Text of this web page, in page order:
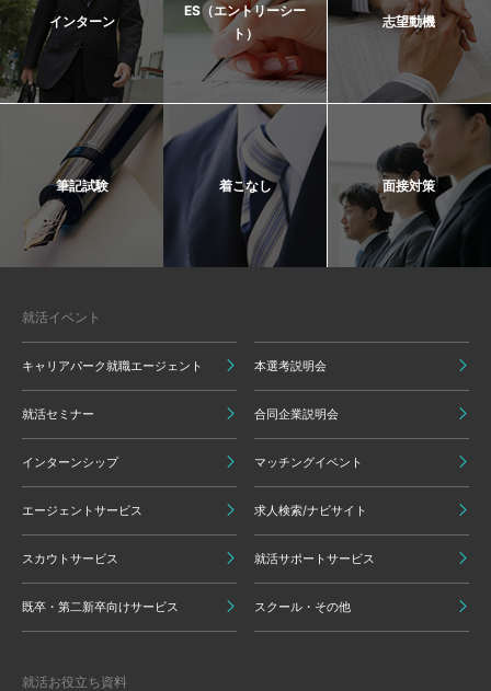
インターン
ES（エントリーシー
ト）
志望動機
筆記試験 着こなし 面接対策
就活イベント
キャリアパーク就職エージェント 本選考説明会
就活セミナー 合同企業説明会
インターンシップ マッチングイベント
エージェントサービス 求人検索/ナビサイト
スカウトサービス 就活サポートサービス
既卒・第二新卒向けサービス スクール・その他
就活お役立ち資料